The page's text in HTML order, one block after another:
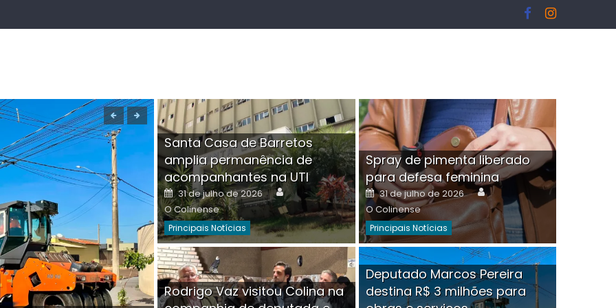
Boutique na Av. Ângelo Martins Tristão é
invadida por criminoso mascarado
Santa Casa de Barretos
amplia permanência de
acompanhantes na UTI
Posted
on
31 de julho de 2026 Author
O Colinense
Principais Notícias
Spray de pimenta liberado
para defesa feminina
Posted
on
31 de julho de 2026 Author
O Colinense
Principais Notícias
Rodrigo Vaz visitou Colina na
Deputado Marcos Pereira
destina R$ 3 milhões para